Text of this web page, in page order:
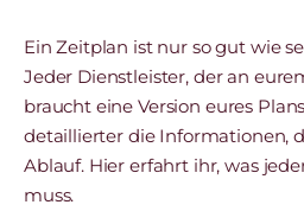
Ein Zeitplan ist nur so gut wie
Jeder Dienstleister, der an
braucht eine Version eures
detaillierter die Informationen,
Ablauf. Hier erfahrt ihr, was
muss.